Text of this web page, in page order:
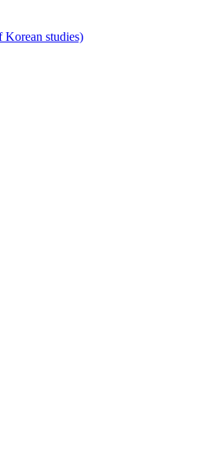
studies)